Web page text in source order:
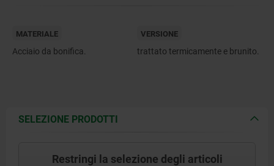
MATERIALE
Acciaio da bonifica.
VERSIONE
trattato termicamente e brunito.
SELEZIONE PRODOTTI
Restringi la selezione degli articoli